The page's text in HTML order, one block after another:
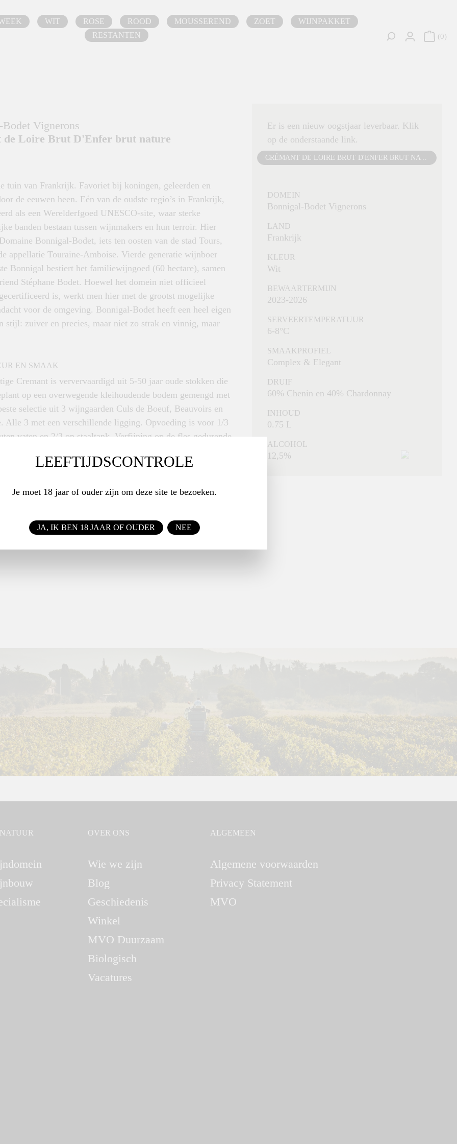
WIT ROSE ROOD MOUSSEREND ZOET
WIJNPAKKET
RESTANTEN
0
Vignerons
de Loire Brut D'Enfer brut nature
tuin van Frankrijk. Favoriet bij koningen, geleerden en
de eeuwen heen. Eén van de oudste regio’s in Frankrijk,
als een Werelderfgoed UNESCO-site, waar sterke
banden bestaan tussen wijnmakers en hun terroir. Hier
Bonnigal-Bodet, iets ten oosten van de stad Tours,
appellatie Touraine-Amboise. Vierde generatie wijnboer
Bonnigal bestiert het familiewijngoed (60 hectare), samen
Stéphane Bodet. Hoewel het domein niet officieel
is, werkt men hier met de grootst mogelijke
voor de omgeving. Bonnigal-Bodet heeft een heel eigen
stijl: zuiver en precies, maar niet zo strak en vinnig, maar
EN SMAAK
Cremant is ververvaardigd uit 5-50 jaar oude stokken die
op een overwegende kleihoudende bodem gemengd met
selectie uit 3 wijngaarden Culs de Boeuf, Beauvoirs en
Alle 3 met een verschillende ligging. Opvoeding is voor 1/3
vaten en 2/3 op staaltank. Verfijning op de fles gedurende
Helder lichtgeel van kleur met een verfijnd en elegant
het witte fruit drukt zich goed uit in de mond en heeft
frisheid.
met yuzu. Tempura van Gamba's.
Er is een nieuw oogstjaar leverbaar. Klik
op de onderstaande link.
CRÉMANT DE LOIRE BRUT D'ENFER BRUT NATURE
DOMEIN
Bonnigal-Bodet Vignerons
LAND
Frankrijk
KLEUR
Wit
BEWAARTERMIJN
2023-2026
SERVEERTEMPERATUUR
6-8°C
SMAAKPROFIEL
Complex & Elegant
DRUIF
60% Chenin en 40% Chardonnay
INHOUD
0.75 L
ALCOHOL
12,5%
OVER ONS
Wie we zijn
Blog
Geschiedenis
Winkel
MVO Duurzaam
Biologisch
Vacatures
ALGEMEEN
Algemene voorwaarden
Privacy Statement
MVO
LEEFTIJDSCONTROLE
Je moet 18 jaar of ouder zijn om deze site te bezoeken.
JA, IK BEN 18 JAAR OF OUDER NEE